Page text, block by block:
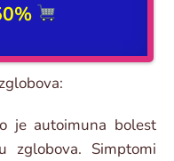
je autoimuna bolest
zglobova. Simptomi